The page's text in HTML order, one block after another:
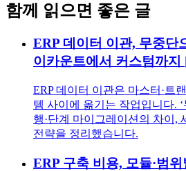
함께 읽으면 좋은 글
ERP 데이터 이관, 무중단
이카운트에서 커스텀까지
ERP 데이터 이관은 마스터·트
템 사이에 옮기는 작업입니다. ‘
행·단계 마이그레이션의 차이,
전략을 정리했습니다.
ERP 구축 비용, 모듈·범